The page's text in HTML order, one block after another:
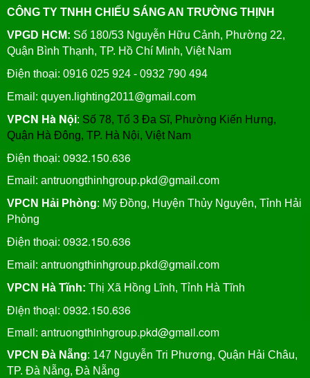
CÔNG TY TNHH CHIẾU SÁNG AN TRƯỜNG THỊNH
VPGD HCM: Số 180/53 Nguyễn Hữu Cảnh, Phường 22,
Quận Bình Thạnh, TP. Hồ Chí Minh, Việt Nam
Điện thoại: 0916 025 924 - 0932 790 494
Email: quyen.lighting2011@gmail.com
VPCN Hà Nội: Số 78, Tổ 3 Đa Sĩ, Phường Kiến Hưng,
Quận Hà Đông, TP. Hà Nội, Việt Nam
Điện thoại: 0932.150.636
Email: antruongthinhgroup.pkd@gmail.com
VPCN Hải Phòng: Mỹ Đồng, Huyện Thủy Nguyên, Tỉnh Hải
Phòng
Điện thoại: 0932.150.636
Email: antruongthinhgroup.pkd@gmail.com
VPCN Hà Tĩnh: Thị Xã Hồng Lĩnh, Tỉnh Hà Tĩnh
Điện thoại: 0932.150.636
Email: antruongthinhgroup.pkd@gmail.com
VPCN Đà Nẵng: 147 Nguyễn Tri Phương, Quận Hải Châu,
TP. Đà Nẵng, Đà Nẵng